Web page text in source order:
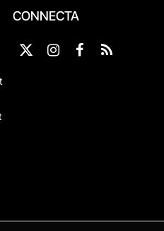
CONNECTA
X
Instagram
Facebook
RSS